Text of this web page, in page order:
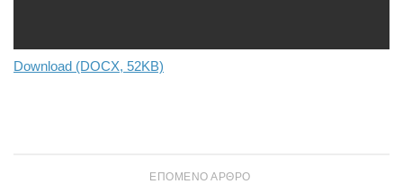
Download (DOCX, 52KB)
ΕΠΌΜΕΝΟ ΆΡΘΡΟ